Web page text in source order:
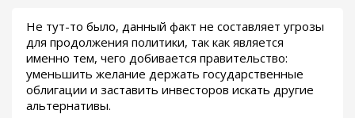
Не тут-то было, данный факт не составляет угрозы
для продолжения политики, так как является
именно тем, чего добивается правительство:
уменьшить желание держать государственные
облигации и заставить инвесторов искать другие
альтернативы.